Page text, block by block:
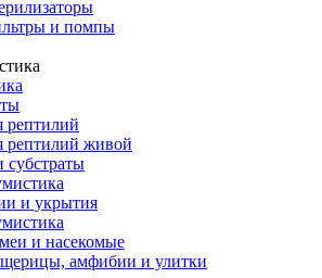
и помпы
рептилий
рептилий живой
субстраты
и укрытия
и насекомые
амфибии и улитки